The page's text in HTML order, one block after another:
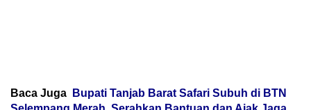
Baca Juga
Bupati Tanjab Barat Safari Subuh di BTN